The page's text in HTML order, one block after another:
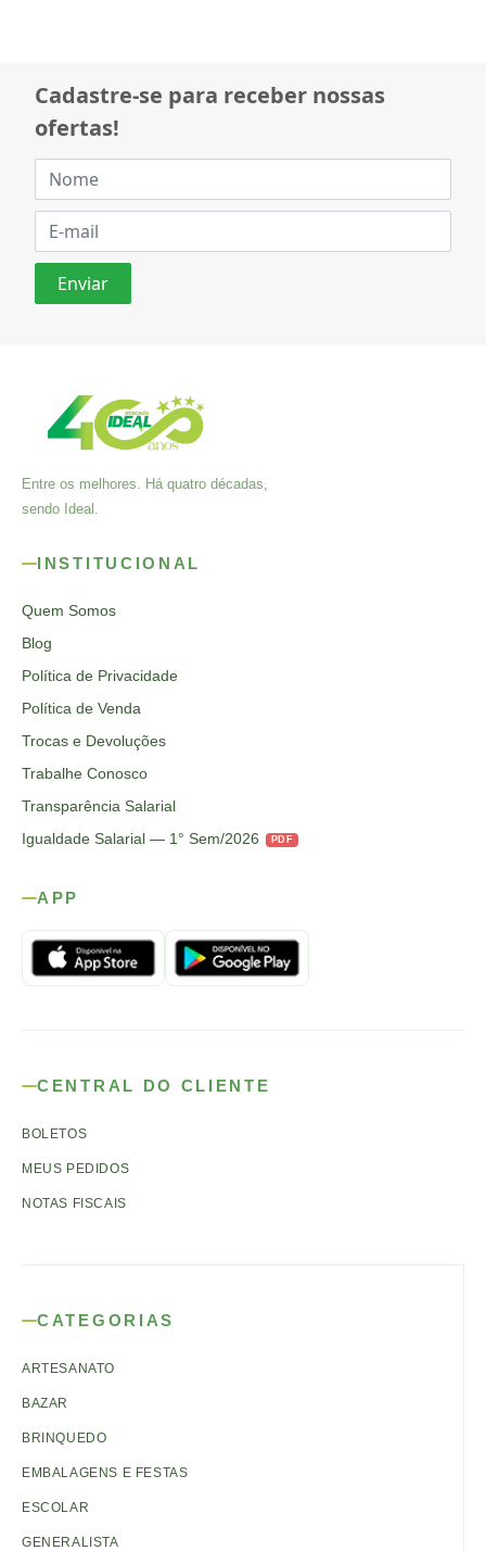
Cadastre-se para receber nossas
ofertas!
Entre os melhores. Há quatro décadas,
sendo Ideal.
INSTITUCIONAL
Quem Somos
Blog
Política de Privacidade
Política de Venda
Trocas e Devoluções
Trabalhe Conosco
Transparência Salarial
Igualdade Salarial — 1° Sem/2026
PDF
APP
CENTRAL DO CLIENTE
BOLETOS
MEUS PEDIDOS
NOTAS FISCAIS
CATEGORIAS
ARTESANATO
BAZAR
BRINQUEDO
EMBALAGENS E FESTAS
ESCOLAR
GENERALISTA